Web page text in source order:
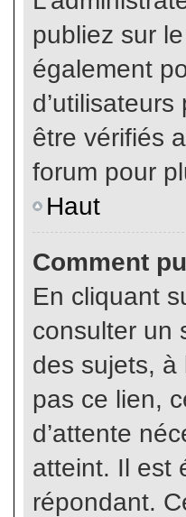
publiez sur
également
être vérifiés
forum pour
Haut
Comment
En cliquant
consulter un
des sujets,
pas ce lien,
d’attente
atteint. Il est
répondant.